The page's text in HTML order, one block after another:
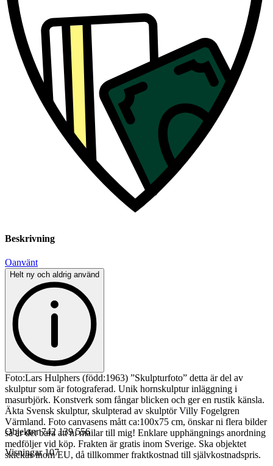
Beskrivning
Oanvänt
Helt ny och aldrig använd
Foto:Lars Hulphers (född:1963) ”Skulpturfoto” detta är del av
skulptur som är fotograferad. Unik hornskulptur inläggning i
masurbjörk. Konstverk som fångar blicken och ger en rustik känsla.
Äkta Svensk skulptur, skulpterad av skulptör Villy Fogelgren
Värmland. Foto canvasens mått ca:100x75 cm, önskar ni flera bilder
så är det bara att ni mailar till mig! Enklare upphängnings anordning
medföljer vid köp. Frakten är gratis inom Sverige. Ska objektet
skickas inom EU, då tillkommer fraktkostnad till självkostnadspris.
Objektnr 742 139 556
Visningar 107